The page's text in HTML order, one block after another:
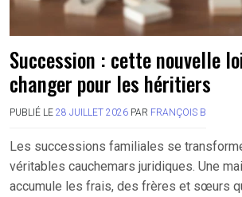
Succession : cette nouvelle
changer pour les héritiers
PUBLIÉ LE 28 JUILLET 2026 PAR FRANÇOIS B
Les successions familiales se
véritables cauchemars juridiques. Une
accumule les frais, des frères et sœurs